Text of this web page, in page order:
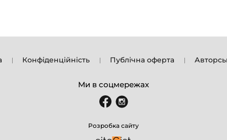
Конфіденційність Публічна оферта
Ми в соцмережах
Розробка сайту